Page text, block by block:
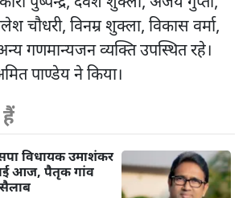
चौधरी, विनम्र शुक्ला, विकास वर्मा,
गणमान्यजन व्यक्ति उपस्थित रहे।
पाण्डेय ने किया।
विधायक उमाशंकर
आज, पैतृक गांव